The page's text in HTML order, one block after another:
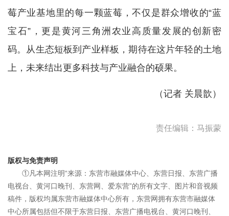
莓产业基地里的每一颗蓝莓，不仅是群众增收的“蓝
宝石”，更是黄河三角洲农业高质量发展的创新密
码。从生态短板到产业样板，期待在这片年轻的土地
上，未来结出更多科技与产业融合的硕果。
（记者 关晨歆）
责任编辑：马振蒙
版权与免责声明
①凡本网注明“来源：东营市融媒体中心、东营日报、东营广播
电视台、黄河口晚刊、东营网、爱东营”的所有文字、图片和音视频
稿件，版权均属东营市融媒体中心所有，东营网拥有东营市融媒体
中心所属包括但不限于东营日报、东营广播电视台、黄河口晚刊、